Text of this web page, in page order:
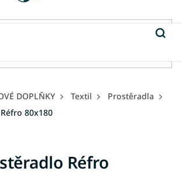
DOPLŇKY Textil
Prostěradla
80x180
Réfro